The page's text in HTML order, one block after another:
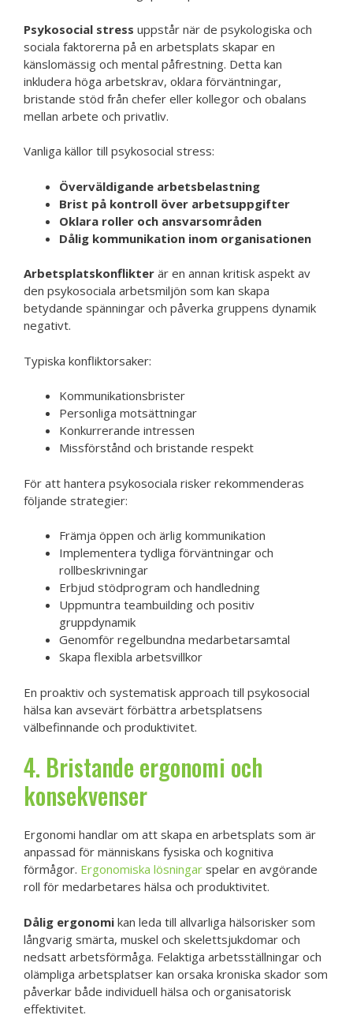
Psykosocial stress uppstår när de psykologiska och
sociala faktorerna på en arbetsplats skapar en
känslomässig och mental påfrestning. Detta kan
inkludera höga arbetskrav, oklara förväntningar,
bristande stöd från chefer eller kollegor och obalans
mellan arbete och privatliv.
Vanliga källor till psykosocial stress:
Överväldigande arbetsbelastning
Brist på kontroll över arbetsuppgifter
Oklara roller och ansvarsområden
Dålig kommunikation inom organisationen
Arbetsplatskonflikter är en annan kritisk aspekt av
den psykosociala arbetsmiljön som kan skapa
betydande spänningar och påverka gruppens dynamik
negativt.
Typiska konfliktorsaker:
Kommunikationsbrister
Personliga motsättningar
Konkurrerande intressen
Missförstånd och bristande respekt
För att hantera psykosociala risker rekommenderas
följande strategier:
Främja öppen och ärlig kommunikation
Implementera tydliga förväntningar och
rollbeskrivningar
Erbjud stödprogram och handledning
Uppmuntra teambuilding och positiv
gruppdynamik
Genomför regelbundna medarbetarsamtal
Skapa flexibla arbetsvillkor
En proaktiv och systematisk approach till psykosocial
hälsa kan avsevärt förbättra arbetsplatsens
välbefinnande och produktivitet.
4. Bristande ergonomi och
konsekvenser
Ergonomi handlar om att skapa en arbetsplats som är
anpassad för människans fysiska och kognitiva
förmågor. Ergonomiska lösningar spelar en avgörande
roll för medarbetares hälsa och produktivitet.
Dålig ergonomi kan leda till allvarliga hälsorisker som
långvarig smärta, muskel och skelettsjukdomar och
nedsatt arbetsförmåga. Felaktiga arbetsställningar och
olämpliga arbetsplatser kan orsaka kroniska skador som
påverkar både individuell hälsa och organisatorisk
effektivitet.